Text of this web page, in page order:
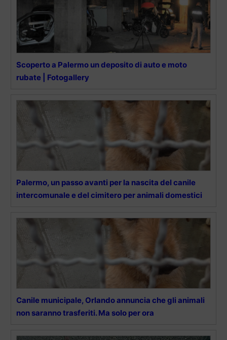
Scoperto a Palermo un deposito di auto e moto
rubate | Fotogallery
Palermo, un passo avanti per la nascita del canile
intercomunale e del cimitero per animali domestici
Canile municipale, Orlando annuncia che gli animali
non saranno trasferiti. Ma solo per ora